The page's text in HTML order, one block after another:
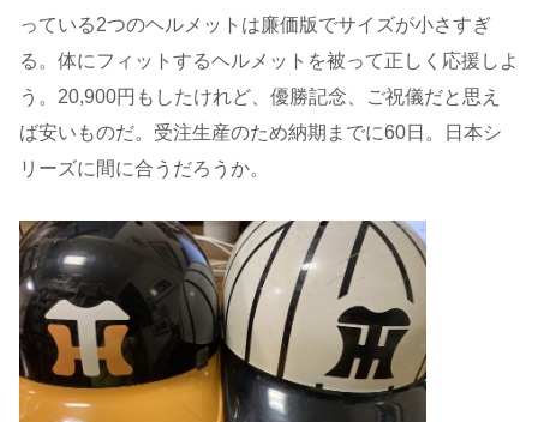
っている2つのヘルメットは廉価版でサイズが小さすぎ
る。体にフィットするヘルメットを被って正しく応援しよ
う。20,900円もしたけれど、優勝記念、ご祝儀だと思え
ば安いものだ。受注生産のため納期までに60日。日本シ
リーズに間に合うだろうか。